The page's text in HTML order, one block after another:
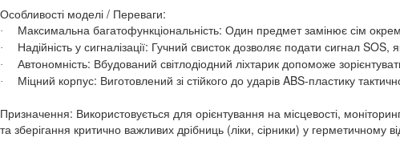
Особливості моделі / Переваги:
· Максимальна багатофункціональність: Один предмет замінює сім
· Надійність у сигналізації: Гучний свисток дозволяє подати сигнал SOS,
· Автономність: Вбудований світлодіодний ліхтарик допоможе
· Міцний корпус: Виготовлений зі стійкого до ударів ABS-пластику
Призначення: Використовується для орієнтування на місцевості,
та зберігання критично важливих дрібниць (ліки, сірники) у герметичному